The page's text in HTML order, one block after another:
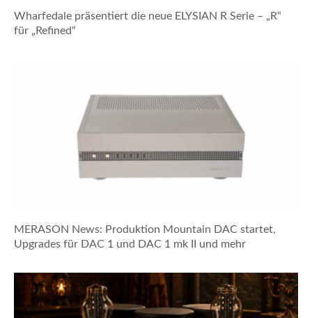
Wharfedale präsentiert die neue ELYSIAN R Serie – „R“
für „Refined“
MERASON News: Produktion Mountain DAC startet,
Upgrades für DAC 1 und DAC 1 mk II und mehr